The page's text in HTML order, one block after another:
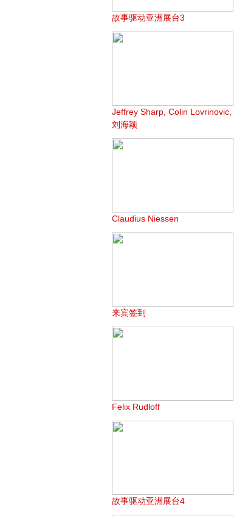
故事驱动亚洲展台3
Jeffrey Sharp, Colin Lovrinovic,
刘海颖
Claudius Niessen
来宾签到
Felix Rudloff
故事驱动亚洲展台4